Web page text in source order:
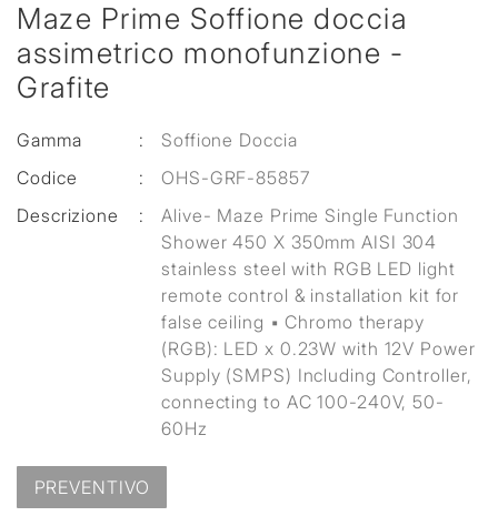
Maze Prime Soffione doccia
assimetrico monofunzione -
Grafite
Gamma :
Soffione Doccia
Codice
:
OHS-GRF-85857
Descrizione
:
Alive- Maze Prime Single Function
Shower 450 X 350mm AISI 304
stainless steel with RGB LED light
remote control & installation kit for
false ceiling ▪ Chromo therapy
(RGB): LED x 0.23W with 12V Power
Supply (SMPS) Including Controller,
connecting to AC 100-240V, 50-
60Hz
PREVENTIVO